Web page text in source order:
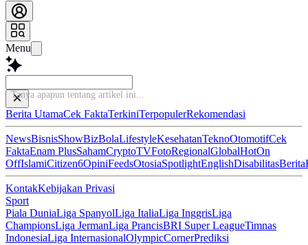
Menu
T
Berita UtamaCek FaktaTerkiniTerpopulerRekomendasi
NewsBisnisShowBizBolaLifestyleKesehatanTeknoOtomotifCek
FaktaEnam PlusSahamCryptoTVFotoRegionalGlobalHotOn
OffIslamiCitizen6OpiniFeedsOtosiaSpotlightEnglishDisabilitasBerita
KontakKebijakan Privasi
Sport
Piala DuniaLiga SpanyolLiga ItaliaLiga InggrisLiga
ChampionsLiga JermanLiga PrancisBRI Super LeagueTimnas
IndonesiaLiga InternasionalOlympicCornerPrediksi